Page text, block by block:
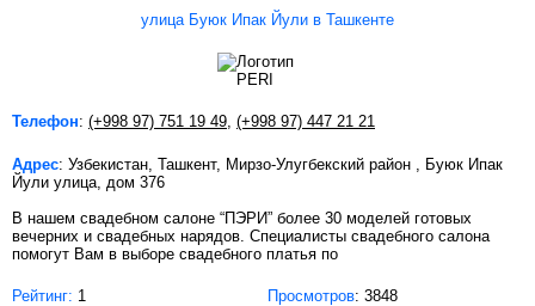
улица Буюк Ипак Йули в Ташкенте
Телефон: (+998 97) 751 19 49 (+998 97) 447 21 21
Адрес: Узбекистан, Ташкент, Мирзо-Улугбекский район , Буюк Ипак
Йули улица, дом 376
В нашем свадебном салоне “ПЭРИ” более 30 моделей готовых
вечерних и свадебных нарядов. Специалисты свадебного салона
помогут Вам в выборе свадебного платья по
Рейтинг: 1 Просмотров: 3848